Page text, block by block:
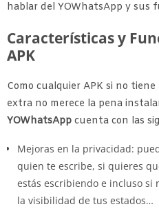
hablar del YOWhatsApp y sus
Características y
APK
Como cualquier APK si no
extra no merece la pena
YOWhatsApp cuenta con las
Mejoras en la privacidad:
quien te escribe, si quieres
estás escribiendo e incluso si
la visibilidad de tus estados…